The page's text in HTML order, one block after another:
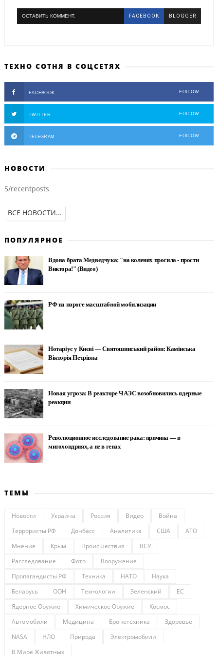
ОСТАВИТЬ КОММЕНТ. FACEBOOK BLOGGER
ТЕХНО СОТНЯ В СОЦСЕТЯХ
FACEBOOK FOLLOW
TWITTER FOLLOW
TELEGRAM FOLLOW
НОВОСТИ
5/recentposts
ВСЕ НОВОСТИ...
ПОПУЛЯРНОЕ
Вдова брата Медведчука: "на коленях просила - прости
Виктора!" (Видео)
РФ на пороге масштабной мобилизации
Нотаріус у Києві — Святошинський район: Камінська
Вікторія Петрівна
Новая угроза: В реакторе ЧАЭС возобновились ядерные
реакции
Революционное исследование рака: причина — в
митохондриях, а не в генах
ТЕМЫ
Новости Украина Россия Видео
Война
Террористы РФ
Донбасс Аналитика США
АТО
Мнение
Крым Происшествия
ВСУ
Расследование
Фото
Вооружение
Пропагандисты РФ
Техника НАТО
Наука
Беларусь
ООН Технологии Зеленский
ЕС
Ядерное Оружие
Химическое Оружие
Космос
Автомобили
Медицина Бронетехника
Здоровье
NASA
НЛО Природа
Электромобили
В Мире Животных